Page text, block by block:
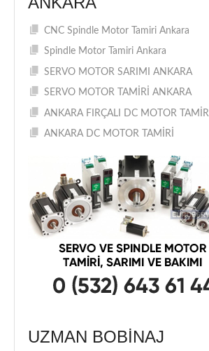
CNC Spindle Motor Tamiri Ankara
Spindle Motor Tamiri Ankara
SERVO MOTOR SARIMI ANKARA
SERVO MOTOR TAMİRİ ANKARA
ANKARA FIRÇALI DC MOTOR TAMİRİ
ANKARA DC MOTOR TAMİRİ
UZMAN BOBINAJ